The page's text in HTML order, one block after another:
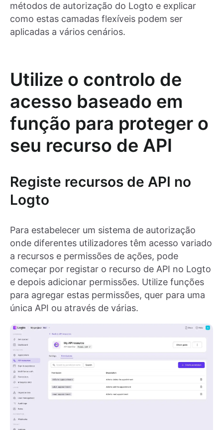
métodos de autorização do Logto e explicar
como estas camadas flexíveis podem ser
aplicadas a vários cenários.
Utilize o controlo de
acesso baseado em
função para proteger o
seu recurso de API
Registe recursos de API no
Logto
Para estabelecer um sistema de autorização
onde diferentes utilizadores têm acesso variado
a recursos e permissões de ações, pode
começar por registar o recurso de API no Logto
e depois adicionar permissões. Utilize funções
para agregar estas permissões, quer para uma
única API ou através de várias.